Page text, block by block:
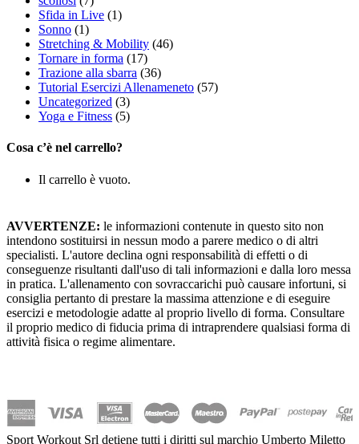
Sfida in Live (1)
Sonno (1)
Stretching & Mobility (46)
Tornare in forma (17)
Trazione alla sbarra (36)
Tutorial Esercizi Allenameneto (57)
Uncategorized (3)
Yoga e Fitness (5)
Cosa c’è nel carrello?
Il carrello è vuoto.
AVVERTENZE: le informazioni contenute in questo sito non
intendono sostituirsi in nessun modo a parere medico o di altri
specialisti. L'autore declina ogni responsabilità di effetti o di
conseguenze risultanti dall'uso di tali informazioni e dalla loro messa
in pratica. L'allenamento con sovraccarichi può causare infortuni, si
consiglia pertanto di prestare la massima attenzione e di eseguire
esercizi e metodologie adatte al proprio livello di forma. Consultare
il proprio medico di fiducia prima di intraprendere qualsiasi forma di
attività fisica o regime alimentare.
Sport Workout Srl detiene tutti i diritti sul marchio Umberto Miletto